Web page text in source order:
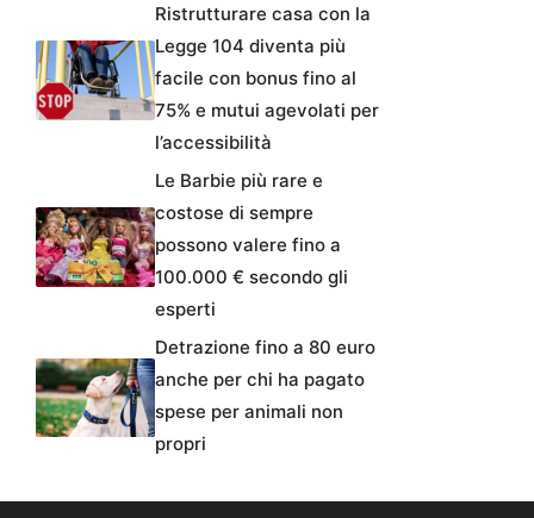
Ristrutturare casa con la
Legge 104 diventa più
facile con bonus fino al
75% e mutui agevolati per
l’accessibilità
Le Barbie più rare e
costose di sempre
possono valere fino a
100.000 € secondo gli
esperti
Detrazione fino a 80 euro
anche per chi ha pagato
spese per animali non
propri